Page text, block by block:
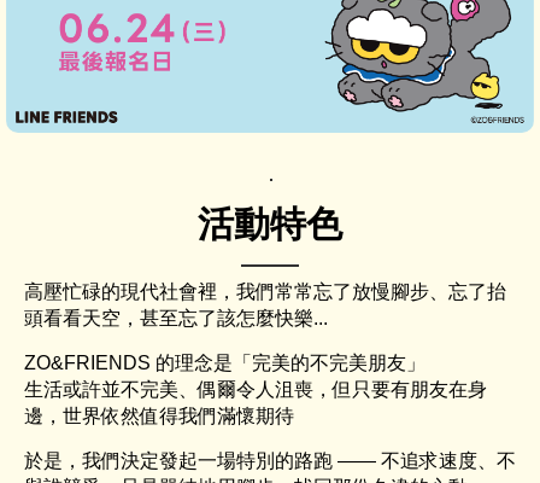
活動特色
高壓忙碌的現代社會裡，我們常常忘了放慢腳步、忘了抬
頭看看天空，甚至忘了該怎麼快樂...
ZO&FRIENDS 的理念是「完美的不完美朋友」
生活或許並不完美、偶爾令人沮喪，但只要有朋友在身
邊，世界依然值得我們滿懷期待
於是，我們決定發起一場特別的路跑 —— 不追求速度、不